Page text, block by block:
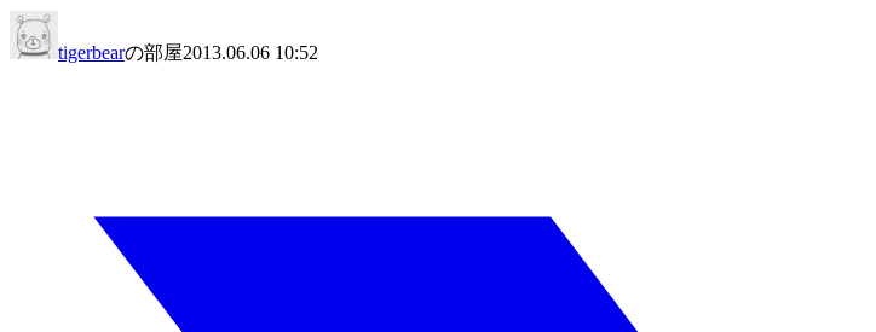
tigerbearの部屋2013.06.06 10:52